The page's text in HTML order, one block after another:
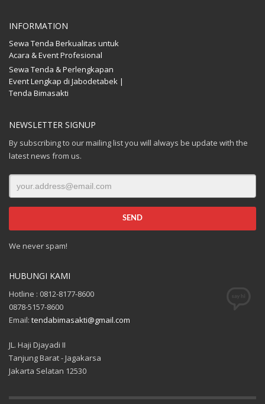
INFORMATION
Sewa Tenda Berkualitas untuk
Acara & Event Profesional
Sewa Tenda & Perlengkapan
Event Lengkap di Jabodetabek |
Tenda Bimasakti
NEWSLETTER SIGNUP
By subscribing to our mailing list you will always be update with the
latest news from us.
We never spam!
HUBUNGI KAMI
Hotline : 0812-8177-8600
0878-5157-8600
Email: tendabimasakti@gmail.com
JL. Haji Djayadi II
Tanjung Barat - Jagakarsa
Jakarta Selatan 12530